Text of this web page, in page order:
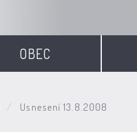
OBEC
Usnesení 13.8.2008